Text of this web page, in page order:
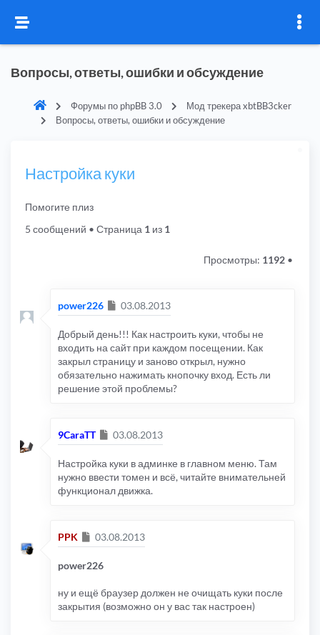
Вопросы, ответы, ошибки и обсуждение
Форумы по phpBB 3.0
Мод трекера xbtBB3cker
Вопросы, ответы, ошибки и обсуждение
Настройка куки
Помогите плиз
5 сообщений • Страница 1 из 1
Просмотры: 1192 •
power226 Сообщение
03.08.2013
Добрый день!!! Как настроить куки, чтобы не
входить на сайт при каждом посещении. Как
закрыл страницу и заново открыл, нужно
обязательно нажимать кнопочку вход. Есть ли
решение этой проблемы?
9CaraTT Сообщение
03.08.2013
Настройка куки в админке в главном меню. Там
нужно ввести томен и всё, читайте внимательней
функционал движка.
PPK Сообщение
03.08.2013
power226
ну и ещё браузер должен не очищать куки после
закрытия (возможно он у вас так настроен)